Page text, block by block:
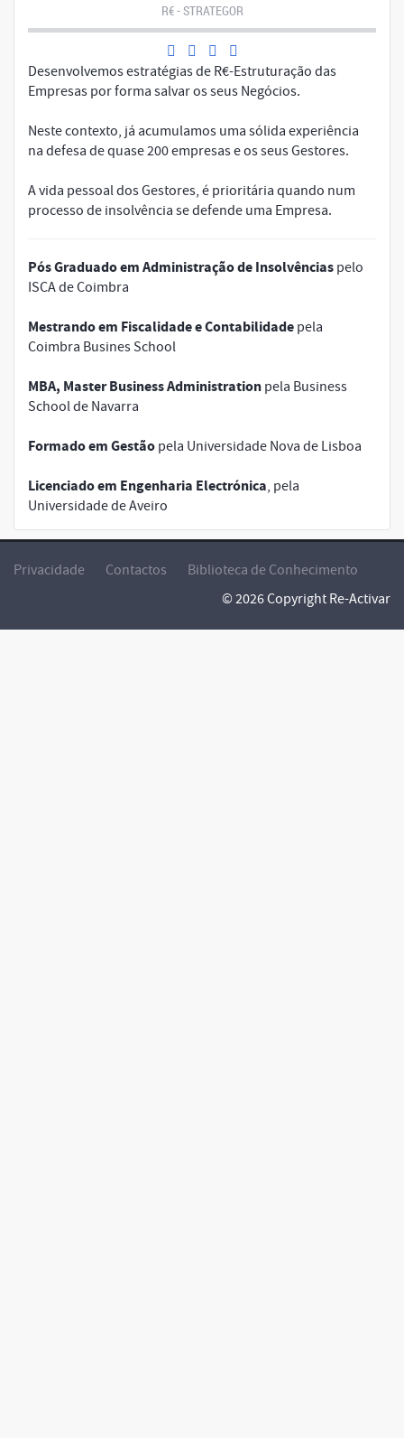
R€ - STRATEGOR
Desenvolvemos estratégias de R€-Estruturação das
Empresas por forma salvar os seus Negócios.
Neste contexto, já acumulamos uma sólida experiência
na defesa de quase 200 empresas e os seus Gestores.
A vida pessoal dos Gestores, é prioritária quando num
processo de insolvência se defende uma Empresa.
Pós Graduado em Administração de Insolvências pelo
ISCA de Coimbra
Mestrando em Fiscalidade e Contabilidade pela
Coimbra Busines School
MBA, Master Business Administration pela Business
School de Navarra
Formado em Gestão pela Universidade Nova de Lisboa
Licenciado em Engenharia Electrónica, pela
Universidade de Aveiro
Privacidade Contactos
Biblioteca de Conhecimento
© 2026 Copyright Re-Activar